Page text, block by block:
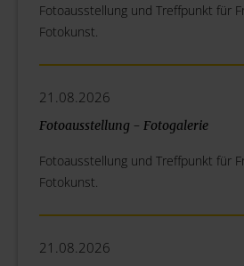
Fotoausstellung und Treffpunkt für
Fotokunst.
21.08.2026
Fotoausstellung - Fotogalerie
Fotoausstellung und Treffpunkt für
Fotokunst.
21.08.2026